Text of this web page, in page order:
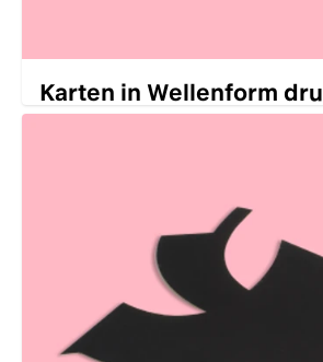
Karten in Wellenform